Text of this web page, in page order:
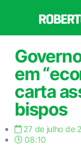
o
conteúdo
em
carta
bispos
27 de julho de
08:10